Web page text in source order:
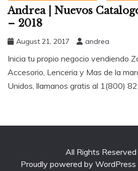
Andrea | Nuevos
– 2018
August 21, 2017 andrea
Inicia tu propio negocio vendiendo
Accesorio, Lenceria y Mas de la
Unidos, llamanos gratis al 1(800)
All Rights Reserved
Proudly powered by WordPress